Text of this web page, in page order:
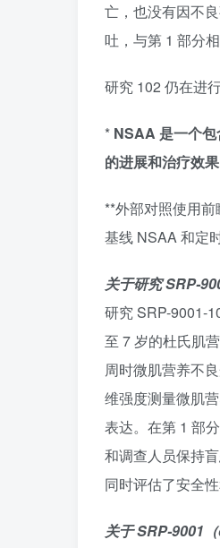
亡，也没有因不
吐，与第 1 部分
研究 102 仍在进
* NSAA 是一个
的进展和治疗效
**外部对照使用
基线 NSAA 和定
关于研究 SRP-
研究 SRP-9001-
至 7 岁的杜氏肌
周时微肌营养不
维强度测量微肌
表达。在第 1 部
和调查人员保持
同时评估了安全
关于 SRP-9001